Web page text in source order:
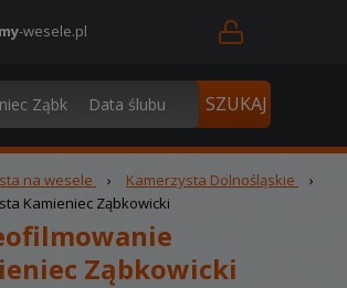
-wesele.pl
na wesele › Kamerzysta Dolnośląskie
›
Kamieniec Ząbkowicki
Ząbkowicki